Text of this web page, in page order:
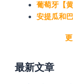
葡萄牙【黄
安提瓜和
更多
最新文章